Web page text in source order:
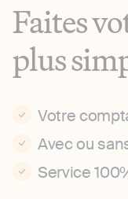
Faites
plus
Votre
Avec ou
Service